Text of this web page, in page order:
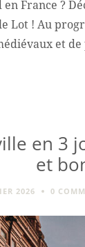
en France ?
Lot ! Au
et de
en 3
et
2026 0